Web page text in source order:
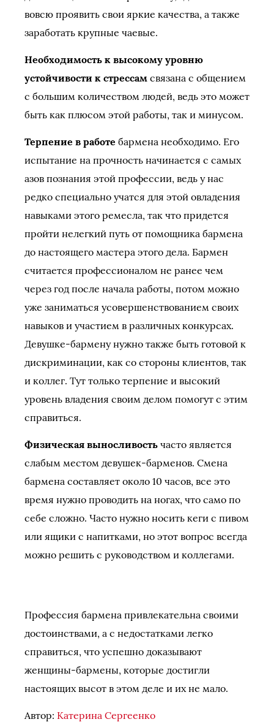
вовсю проявить свои яркие качества, а также
заработать крупные чаевые.
Необходимость к высокому уровню
устойчивости к стрессам связана с общением
с большим количеством людей, ведь это может
быть как плюсом этой работы, так и минусом.
Терпение в работе бармена необходимо. Его
испытание на прочность начинается с самых
азов познания этой профессии, ведь у нас
редко специально учатся для этой овладения
навыками этого ремесла, так что придется
пройти нелегкий путь от помощника бармена
до настоящего мастера этого дела. Бармен
считается профессионалом не ранее чем
через год после начала работы, потом можно
уже заниматься усовершенствованием своих
навыков и участием в различных конкурсах.
Девушке-бармену нужно также быть готовой к
дискриминации, как со стороны клиентов, так
и коллег. Тут только терпение и высокий
уровень владения своим делом помогут с этим
справиться.
Физическая выносливость часто является
слабым местом девушек-барменов. Смена
бармена составляет около 10 часов, все это
время нужно проводить на ногах, что само по
себе сложно. Часто нужно носить кеги с пивом
или ящики с напитками, но этот вопрос всегда
можно решить с руководством и коллегами.
Профессия бармена привлекательна своими
достоинствами, а с недостатками легко
справиться, что успешно доказывают
женщины-бармены, которые достигли
настоящих высот в этом деле и их не мало.
Автор: Катерина Сергеенко